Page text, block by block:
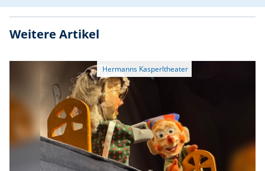
und die feste Verbundenheit der beiden
Frauenbünde untereinander wurden bei
diesem Ereignis erneut unter Beweis gestellt.
Weitere Artikel